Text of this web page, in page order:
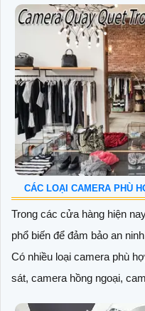
CÁC LOẠI CAMERA PHÙ
Trong các cửa hàng hiện
phổ biến để đảm bảo an
Có nhiều loại camera phù
sát, camera hồng ngoại,